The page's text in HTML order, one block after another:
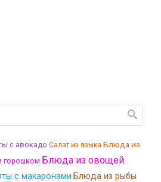
с авокадо Салат из языка Блюда из
горошком Блюда из овощей
с макаронами Блюда из рыбы